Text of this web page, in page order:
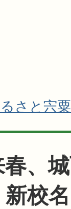
さと宍粟
、
校